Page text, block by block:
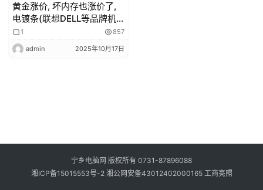
主
板
黄金涨价, 坏内存也涨价了,
电镀条(联想DELL等品牌机
拆出来的一般是)坏的也收
15-25元/条了
1 857
admin 2025年10月17日
宁乡电脑网 版权所有 0731-87896088
湘ICP备15015553号-2 湘公网安备43012402000165 工商亮照